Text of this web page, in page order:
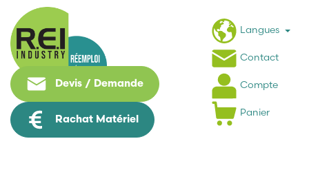
Devis / Demande
Rachat Matériel
Langues
Contact
Compte
Panier